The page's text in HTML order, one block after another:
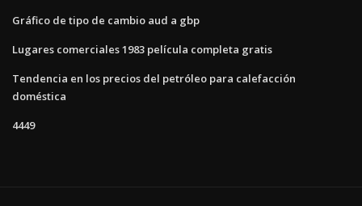
Gráfico de tipo de cambio aud a gbp
Lugares comerciales 1983 película completa gratis
Tendencia en los precios del petróleo para calefacción
doméstica
4449